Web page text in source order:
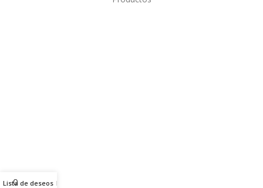
Lista de deseos
0 Menú